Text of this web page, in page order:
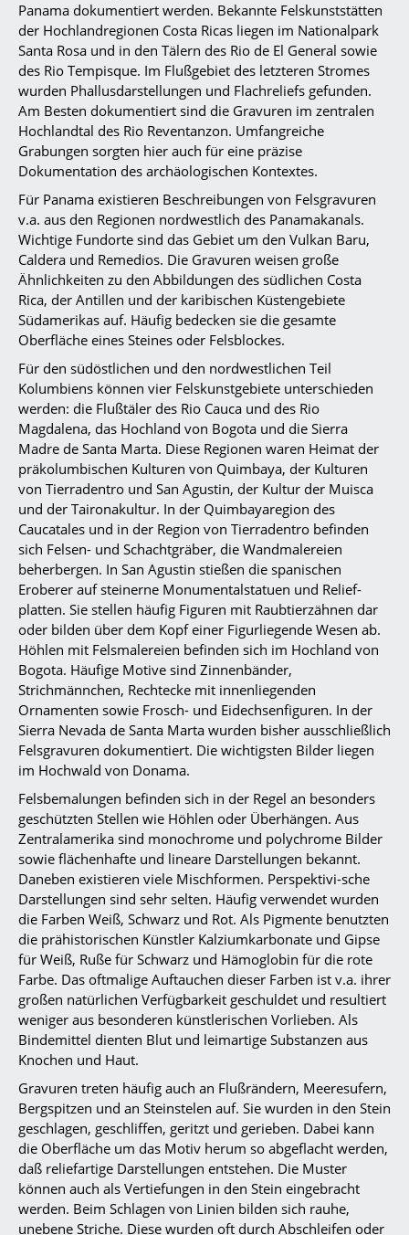
Panama dokumentiert werden. Bekannte Felskunststätten
der Hochlandregionen Costa Ricas liegen im Nationalpark
Santa Rosa und in den Tälern des Rio de El General sowie
des Rio Tempisque. Im Flußgebiet des letzteren Stromes
wurden Phallusdarstellungen und Flachreliefs gefunden.
Am Besten dokumentiert sind die Gravuren im zentralen
Hochlandtal des Rio Reventanzon. Umfangreiche
Grabungen sorgten hier auch für eine präzise
Dokumentation des archäologischen Kontextes.
Für Panama existieren Beschreibungen von Felsgravuren
v.a. aus den Regionen nordwestlich des Panamakanals.
Wichtige Fundorte sind das Gebiet um den Vulkan Baru,
Caldera und Remedios. Die Gravuren weisen große
Ähnlichkeiten zu den Abbildungen des südlichen Costa
Rica, der Antillen und der karibischen Küstengebiete
Südamerikas auf. Häufig bedecken sie die gesamte
Oberfläche eines Steines oder Felsblockes.
Für den südöstlichen und den nordwestlichen Teil
Kolumbiens können vier Felskunstgebiete unterschieden
werden: die Flußtäler des Rio Cauca und des Rio
Magdalena, das Hochland von Bogota und die Sierra
Madre de Santa Marta. Diese Regionen waren Heimat der
präkolumbischen Kulturen von Quimbaya, der Kulturen
von Tierradentro und San Agustin, der Kultur der Muisca
und der Taironakultur. In der Quimbayaregion des
Caucatales und in der Region von Tierradentro befinden
sich Felsen- und Schachtgräber, die Wandmalereien
beherbergen. In San Agustin stießen die spanischen
Eroberer auf steinerne Monumentalstatuen und Relief-
platten. Sie stellen häufig Figuren mit Raubtierzähnen dar
oder bilden über dem Kopf einer Figurliegende Wesen ab.
Höhlen mit Felsmalereien befinden sich im Hochland von
Bogota. Häufige Motive sind Zinnenbänder,
Strichmännchen, Rechtecke mit innenliegenden
Ornamenten sowie Frosch- und Eidechsenfiguren. In der
Sierra Nevada de Santa Marta wurden bisher ausschließlich
Felsgravuren dokumentiert. Die wichtigsten Bilder liegen
im Hochwald von Donama.
Felsbemalungen befinden sich in der Regel an besonders
geschützten Stellen wie Höhlen oder Überhängen. Aus
Zentralamerika sind monochrome und polychrome Bilder
sowie flächenhafte und lineare Darstellungen bekannt.
Daneben existieren viele Mischformen. Perspektivi-sche
Darstellungen sind sehr selten. Häufig verwendet wurden
die Farben Weiß, Schwarz und Rot. Als Pigmente benutzten
die prähistorischen Künstler Kalziumkarbonate und Gipse
für Weiß, Ruße für Schwarz und Hämoglobin für die rote
Farbe. Das oftmalige Auftauchen dieser Farben ist v.a. ihrer
großen natürlichen Verfügbarkeit geschuldet und resultiert
weniger aus besonderen künstlerischen Vorlieben. Als
Bindemittel dienten Blut und leimartige Substanzen aus
Knochen und Haut.
Gravuren treten häufig auch an Flußrändern, Meeresufern,
Bergspitzen und an Steinstelen auf. Sie wurden in den Stein
geschlagen, geschliffen, geritzt und gerieben. Dabei kann
die Oberfläche um das Motiv herum so abgeflacht werden,
daß reliefartige Darstellungen entstehen. Die Muster
können auch als Vertiefungen in den Stein eingebracht
werden. Beim Schlagen von Linien bilden sich rauhe,
unebene Striche. Diese wurden oft durch Abschleifen oder